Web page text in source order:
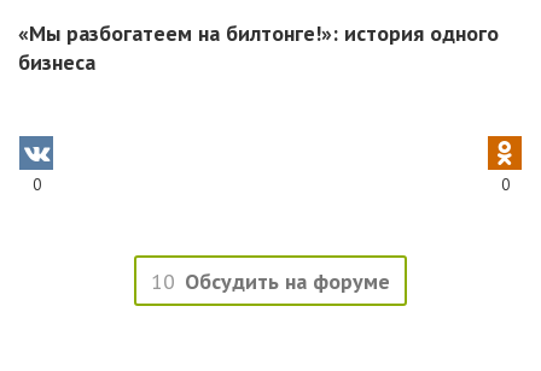
«Мы разбогатеем на билтонге!»: история одного
бизнеса
0 0
10 Обсудить на форуме